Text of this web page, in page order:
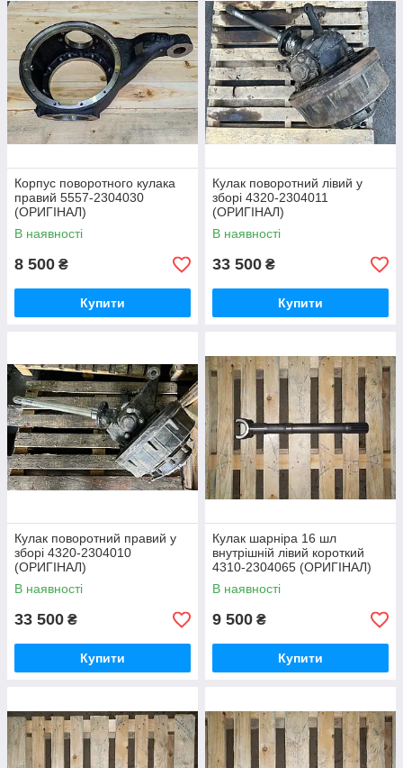
Корпус поворотного кулака
правий 5557-2304030
(ОРИГІНАЛ)
В наявності
8 500 ₴
Купити
Кулак поворотний лівий у
зборі 4320-2304011
(ОРИГІНАЛ)
В наявності
33 500 ₴
Купити
Кулак поворотний правий у
зборі 4320-2304010
(ОРИГІНАЛ)
В наявності
33 500 ₴
Купити
Кулак шарніра 16 шл
внутрішній лівий короткий
4310-2304065 (ОРИГІНАЛ)
В наявності
9 500 ₴
Купити